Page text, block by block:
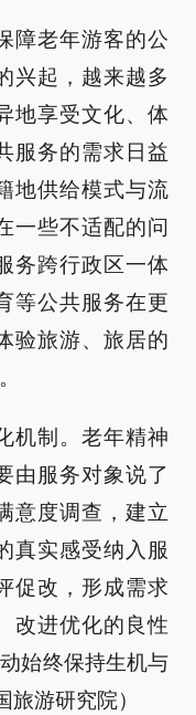
障老年游客的公
兴起，越来越多
地享受文化、体
服务的需求日益
地供给模式与流
一些不适配的问
务跨行政区一体
等公共服务在更
验旅游、旅居的
机制。老年精神
由服务对象说了
意度调查，建立
真实感受纳入服
促改，形成需求
改进优化的良性
始终保持生机与
游研究院）